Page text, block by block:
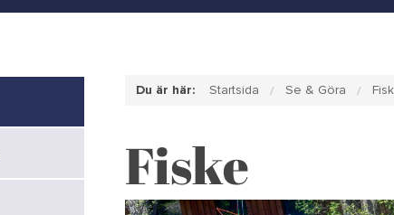
Du är här: Startsida Se & Göra
Fiske